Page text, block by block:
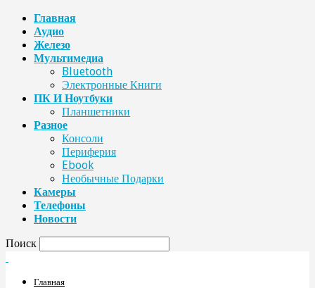
Главная
Аудио
Железо
Мультимедиа
Bluetooth
Электронные Книги
ПК И Ноутбуки
Планшетники
Разное
Консоли
Периферия
Ebook
Необычные Подарки
Камеры
Телефоны
Новости
Поиск
Главная